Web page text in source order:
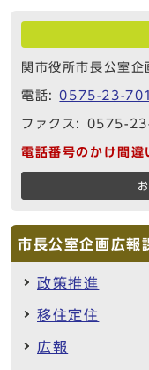
関市役所市長公室企
電話:0575-23-
ファクス: 0575-
電話番号のかけ間違
市長公室企画広報
政策推進
移住定住
広報